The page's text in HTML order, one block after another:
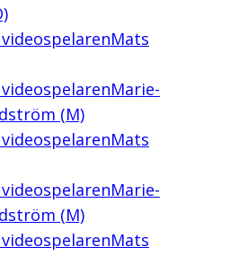
Mats
Marie-
(M)
Mats
Marie-
(M)
Mats